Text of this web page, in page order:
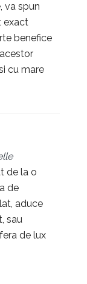
va spun
exact
benefice
cu mare
de la o
de
aduce
sau
de lux